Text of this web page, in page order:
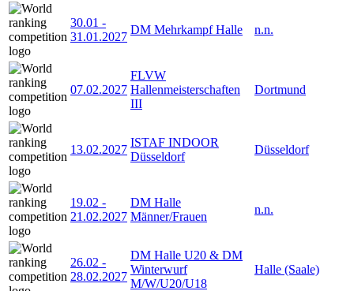
30.01 -
31.01.2027
DM Mehrkampf Halle n.n.
07.02.2027
FLVW
Hallenmeisterschaften
III
Dortmund
13.02.2027
ISTAF INDOOR
Düsseldorf
Düsseldorf
19.02 -
21.02.2027
DM Halle
Männer/Frauen
n.n.
26.02 -
28.02.2027
DM Halle U20 & DM
Winterwurf
M/W/U20/U18
Halle (Saale)